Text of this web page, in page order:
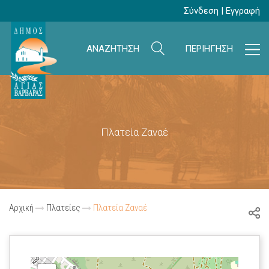
Σύνδεση | Εγγραφή
ΑΝΑΖΗΤΗΣΗ ΠΕΡΙΗΓΗΣΗ
Πλατεία Ζαναέ
Αρχική Πλατείες Πλατεία Ζαναέ